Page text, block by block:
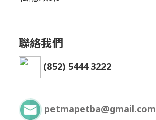
聯絡我們
(852) 5444 3222
petmapetba@gmail.com